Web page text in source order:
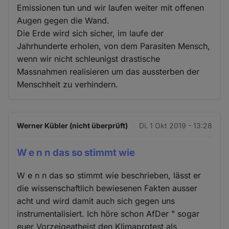
Emissionen tun und wir laufen weiter mit offenen
Augen gegen die Wand.
Die Erde wird sich sicher, im laufe der
Jahrhunderte erholen, von dem Parasiten Mensch,
wenn wir nicht schleunigst drastische
Massnahmen realisieren um das aussterben der
Menschheit zu verhindern.
Werner Kübler (nicht überprüft) Di. 1 Okt 2019 - 13:28
W e n n das so stimmt wie
W e n n das so stimmt wie beschrieben, lässt er
die wissenschaftlich bewiesenen Fakten ausser
acht und wird damit auch sich gegen uns
instrumentalisiert. Ich höre schon AfDer " sogar
euer Vorzeigeatheist den Klimaprotest als